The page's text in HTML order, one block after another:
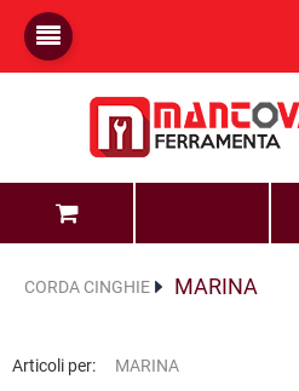
CORDA CINGHIE MARINA
Articoli per: MARINA